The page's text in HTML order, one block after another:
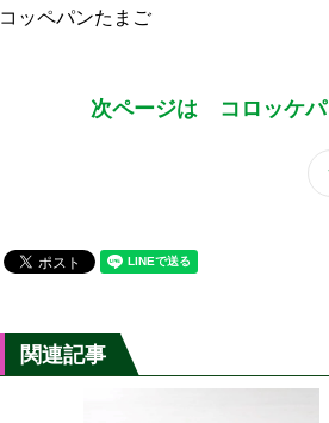
コッペパンたまご
次ページは コロッケパ
関連記事